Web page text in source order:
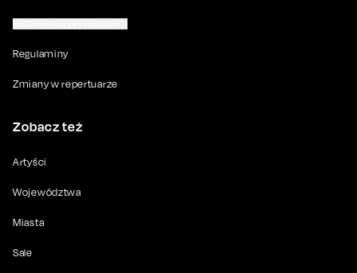
Regulaminy
Zmiany w repertuarze
Zobacz też
Artyści
Województwa
Miasta
Sale